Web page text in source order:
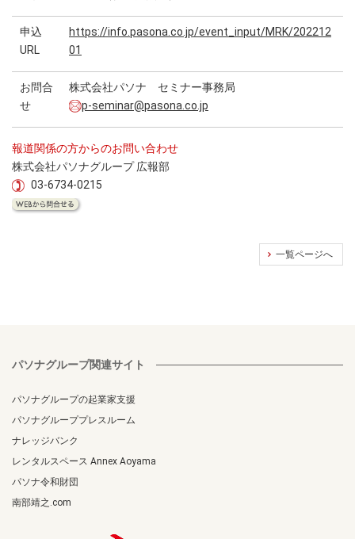
申込
URL
https://info.pasona.co.jp/event_input/MRK/202212
01
お問合
せ
株式会社パソナ セミナー事務局
p-seminar@pasona.co.jp
報道関係の方からのお問い合わせ
株式会社パソナグループ 広報部
03-6734-0215
一覧ページへ
パソナグループ関連サイト
パソナグループの起業家支援
パソナグループプレスルーム
ナレッジバンク
レンタルスペース Annex Aoyama
パソナ令和財団
南部靖之.com